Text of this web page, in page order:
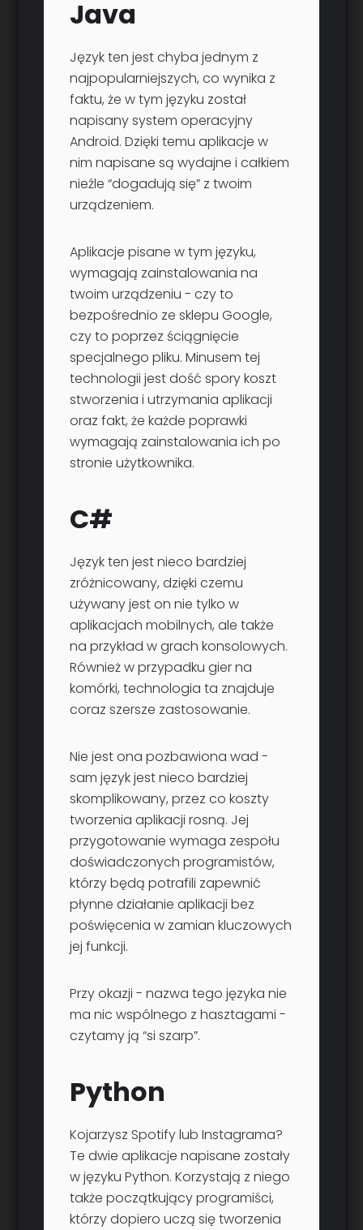
Java
Język ten jest chyba jednym z
najpopularniejszych, co wynika z
faktu, że w tym języku został
napisany system operacyjny
Android. Dzięki temu aplikacje w
nim napisane są wydajne i całkiem
nieźle “dogadują się” z twoim
urządzeniem.
Aplikacje pisane w tym języku,
wymagają zainstalowania na
twoim urządzeniu - czy to
bezpośrednio ze sklepu Google,
czy to poprzez ściągnięcie
specjalnego pliku. Minusem tej
technologii jest dość spory koszt
stworzenia i utrzymania aplikacji
oraz fakt, że każde poprawki
wymagają zainstalowania ich po
stronie użytkownika.
C#
Język ten jest nieco bardziej
zróżnicowany, dzięki czemu
używany jest on nie tylko w
aplikacjach mobilnych, ale także
na przykład w grach konsolowych.
Również w przypadku gier na
komórki, technologia ta znajduje
coraz szersze zastosowanie.
Nie jest ona pozbawiona wad -
sam język jest nieco bardziej
skomplikowany, przez co koszty
tworzenia aplikacji rosną. Jej
przygotowanie wymaga zespołu
doświadczonych programistów,
którzy będą potrafili zapewnić
płynne działanie aplikacji bez
poświęcenia w zamian kluczowych
jej funkcji.
Przy okazji - nazwa tego języka nie
ma nic wspólnego z hasztagami -
czytamy ją “si szarp”.
Python
Kojarzysz Spotify lub Instagrama?
Te dwie aplikacje napisane zostały
w języku Python. Korzystają z niego
także początkujący programiści,
którzy dopiero uczą się tworzenia